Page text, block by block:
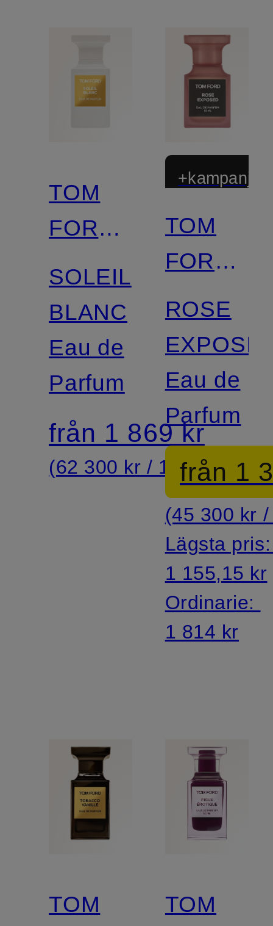
TOM
FORD
BEAUTY
SOLEIL
BLANC
Eau de
Parfum
från 1 869 kr
(62 300 kr / 1 l)
TOM
FORD
BEAUTY
ROSE
Eau de
Parfum
från 1
(45 300 kr
Lägsta
1 155,15 kr
Ordinarie:
1 814 kr
TOM TOM